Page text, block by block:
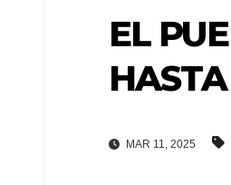
EL
MAR 11, 2025